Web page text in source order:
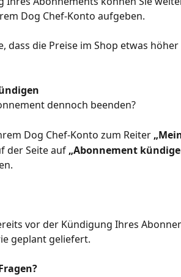
Dog Chef-Konto aufgeben.
dass die Preise im Shop etwas
dennoch beenden?
Dog Chef-Konto zum Reiter
der Seite auf „Abonnement
vor der Kündigung Ihres
geplant geliefert.